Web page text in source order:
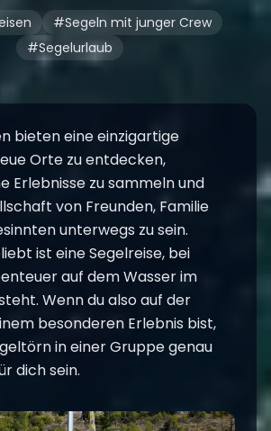
#Segeln mit junger Crew
#Segelurlaub
bieten eine einzigartige
Orte zu entdecken,
Erlebnisse zu sammeln und
von Freunden, Familie
unterwegs zu sein.
ist eineSegelreise, bei
auf dem Wasser im
Wenn du also auf der
besonderen Erlebnis bist,
in einer Gruppe genau
dich sein.